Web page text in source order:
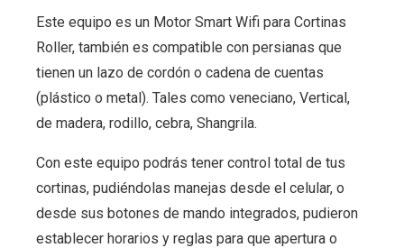
Este equipo es un Motor Smart Wifi para Cortinas
Roller, también es compatible con persianas que
tienen un lazo de cordón o cadena de cuentas
(plástico o metal). Tales como veneciano, Vertical,
de madera, rodillo, cebra, Shangrila.
Con este equipo podrás tener control total de tus
cortinas, pudiéndolas manejas desde el celular, o
desde sus botones de mando integrados, pudieron
establecer horarios y reglas para que apertura o